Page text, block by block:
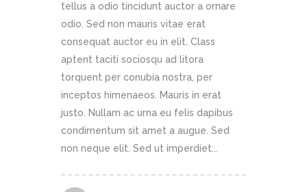
tellus a odio tincidunt auctor a ornare
odio. Sed non mauris vitae erat
consequat auctor eu in elit. Class
aptent taciti sociosqu ad litora
torquent per conubia nostra, per
inceptos himenaeos. Mauris in erat
justo. Nullam ac urna eu felis dapibus
condimentum sit amet a augue. Sed
non neque elit. Sed ut imperdiet...